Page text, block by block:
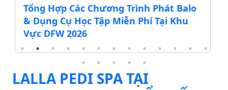
Tổng Hợp Các Chương Trình Phát Balo
& Dụng Cụ Học Tập Miễn Phí Tại Khu
Vực DFW 2026
LALLA PEDI SPA TẠI